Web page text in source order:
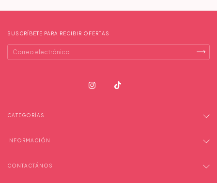
SUSCRÍBETE PARA RECIBIR OFERTAS
CATEGORÍAS
INFORMACIÓN
CONTACTÁNOS